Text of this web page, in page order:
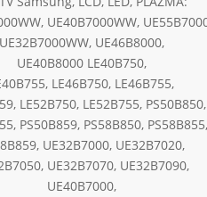
UE40B7000WW,
UE32B7000WW, UE46B8000,
UE40B8000 LE40B750,
LE46B750, LE46B755,
LE52B750, LE52B755, PS50B850,
PS50B859, PS58B850, PS58B855,
UE32B7000, UE32B7020,
UE32B7070, UE32B7090,
UE40B7000,